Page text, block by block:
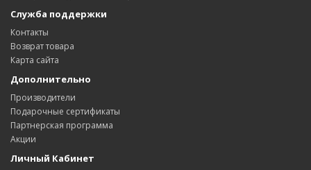
Служба поддержки
Контакты
Возврат товара
Карта сайта
Дополнительно
Производители
Подарочные сертификаты
Партнерская программа
Акции
Личный Кабинет